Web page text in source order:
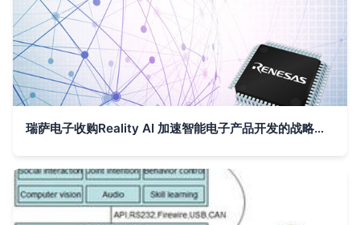
瑞萨电子收购Reality AI 加速智能电子产品开发的战略布局